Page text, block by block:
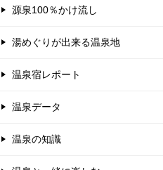
源泉100％かけ流し
湯めぐりが出来る温泉地
温泉宿レポート
温泉データ
温泉の知識